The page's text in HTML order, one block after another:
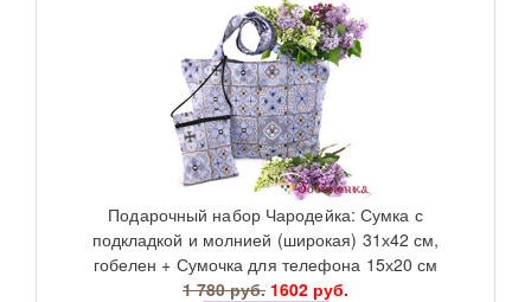
Подарочный набор Чародейка: Сумка с
подкладкой и молнией (широкая) 31х42 см,
гобелен + Сумочка для телефона 15х20 см
1 780 руб. 1602 руб.